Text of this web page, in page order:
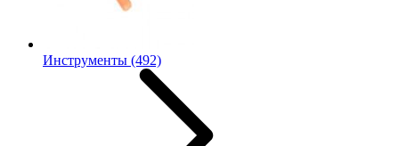
Инструменты (492)